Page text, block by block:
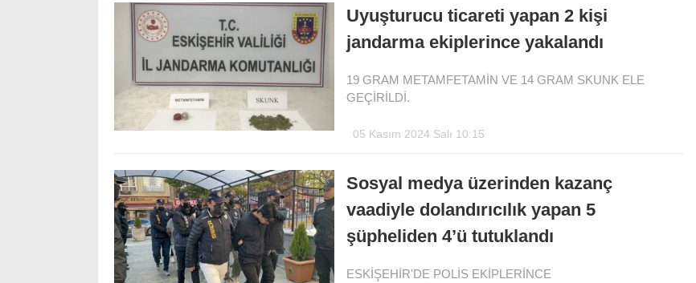
Uyuşturucu ticareti yapan 2 kişi
jandarma ekiplerince yakalandı
19 GRAM METAMFETAMİN VE 14 GRAM SKUNK ELE
GEÇİRİLDİ.
05 Kasım 2024 Salı 10:15
Sosyal medya üzerinden kazanç
vaadiyle dolandırıcılık yapan 5
şüpheliden 4’ü tutuklandı
ESKİŞEHİR'DE POLİS EKİPLERİNCE